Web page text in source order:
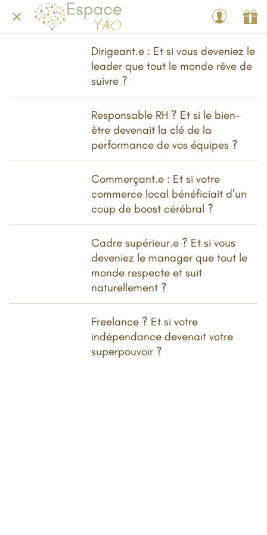
Dirigeant.e : Et si vous deveniez le
leader que tout le monde rêve de
suivre ?
Responsable RH ? Et si le bien-
être devenait la clé de la
performance de vos équipes ?
Commerçant.e : Et si votre
commerce local bénéficiait d’un
coup de boost cérébral ?
Cadre supérieur.e ? Et si vous
deveniez le manager que tout le
monde respecte et suit
naturellement ?
Freelance ? Et si votre
indépendance devenait votre
superpouvoir ?